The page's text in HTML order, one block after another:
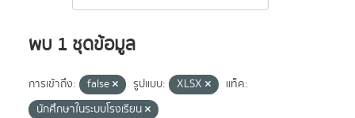
พบ 1 ชุดข้อมูล
การเข้าถึง: false รูปแบบ: XLSX
แท็ค:
นักศึกษาในระบบโรงเรียน